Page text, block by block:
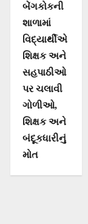
બેંગકોકની
શાળામાં
વિદ્યાર્થીએ
શિક્ષક અને
સહપાઠીઓ
પર ચલાવી
ગોળીઓ,
શિક્ષક અને
બંદૂકધારીનું
મોત